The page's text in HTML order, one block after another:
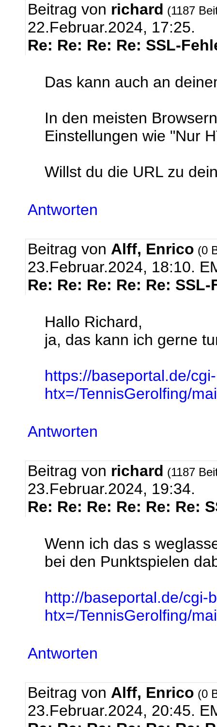
Beitrag von richard (1187
22.Februar.2024, 17:25.
Re: Re: Re: Re: SSL-
Das kann auch an
In den meisten
Einstellungen wie "Nur
Willst du die URL zu
Antworten
Beitrag von Alff, Enrico (0
23.Februar.2024, 18:10.
Re: Re: Re: Re: Re: SSL-
Hallo Richard,
ja, das kann ich gerne
https://baseportal.de/
htx=/TennisGerolfing/
Antworten
Beitrag von richard (1187
23.Februar.2024, 19:34.
Re: Re: Re: Re: Re: Re:
Wenn ich das s
bei den Punktspielen
http://baseportal.de/cgi-
htx=/TennisGerolfing/
Antworten
Beitrag von Alff, Enrico (0
23.Februar.2024, 20:45.